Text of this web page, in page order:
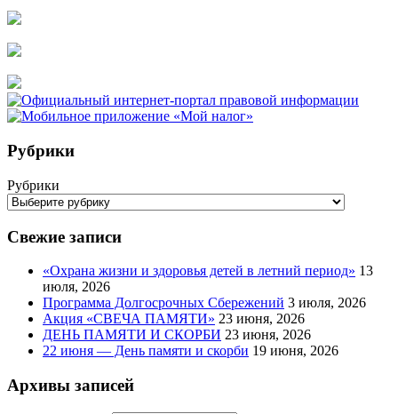
Рубрики
Рубрики
Свежие записи
«Охрана жизни и здоровья детей в летний период» 13
июля, 2026
Программа Долгосрочных Сбережений 3 июля, 2026
Акция «СВЕЧА ПАМЯТИ» 23 июня, 2026
ДЕНЬ ПАМЯТИ И СКОРБИ 23 июня, 2026
22 июня — День памяти и скорби 19 июня, 2026
Архивы записей